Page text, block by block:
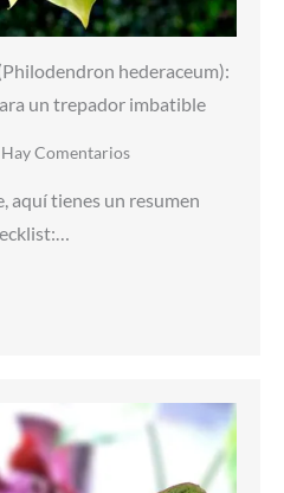
hederaceum):
un trepador imbatible
Comentarios
aquí tienes un resumen